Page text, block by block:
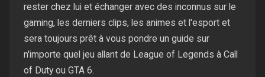
rester chez lui et échanger avec des inconnus sur le
gaming, les derniers clips, les animes et l'esport et
sera toujours prêt à vous pondre un guide sur
n'importe quel jeu allant de League of Legends à Call
of Duty ou GTA 6.